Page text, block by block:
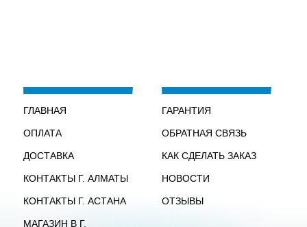
ГЛАВНАЯ
ОПЛАТА
ДОСТАВКА
КОНТАКТЫ Г. АЛМАТЫ
КОНТАКТЫ Г. АСТАНА
МАГАЗИН В Г.
ГАРАНТИЯ
ОБРАТНАЯ СВЯЗЬ
КАК СДЕЛАТЬ ЗАКАЗ
НОВОСТИ
ОТЗЫВЫ